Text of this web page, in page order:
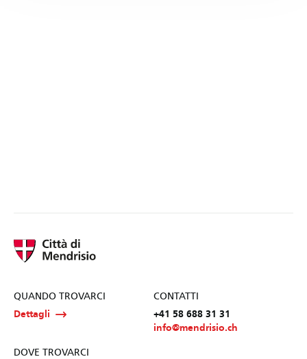
QUANDO TROVARCI
Dettagli
CONTATTI
+41 58 688 31 31
info@mendrisio.ch
DOVE TROVARCI